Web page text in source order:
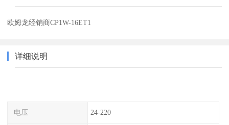
欧姆龙经销商CP1W-16ET1
详细说明
电压 24-220